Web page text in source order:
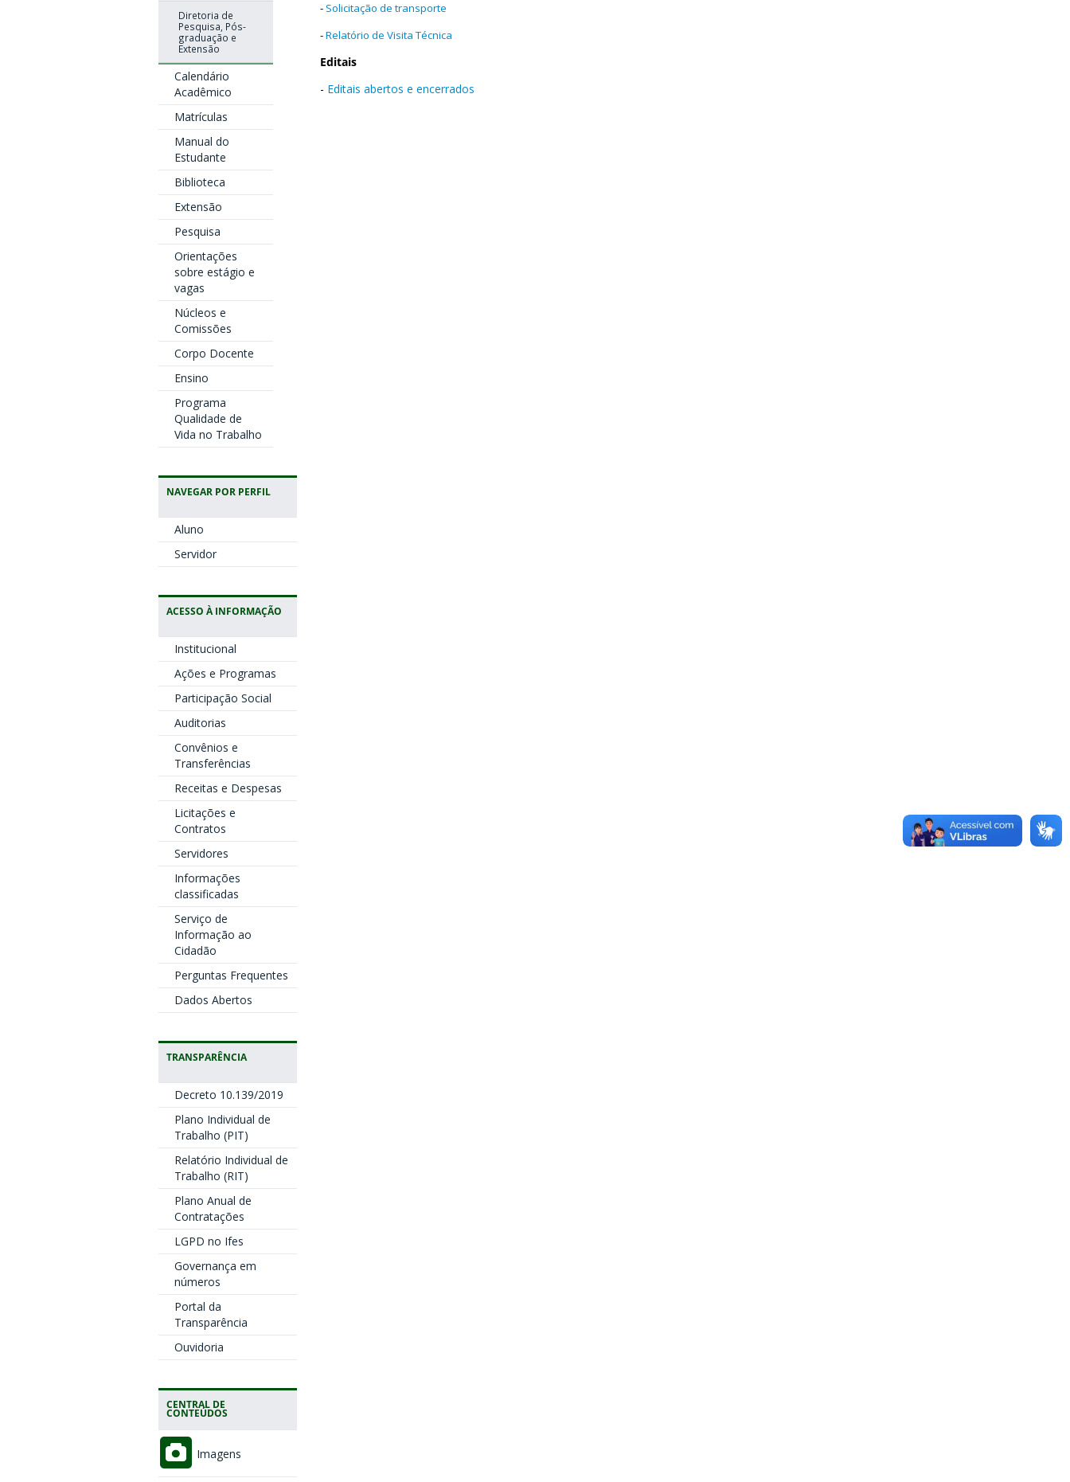
Diretoria de
Pesquisa, Pós-
graduação e
Extensão
Calendário
Acadêmico
Matrículas
Manual do
Estudante
Biblioteca
Extensão
Pesquisa
Orientações
sobre estágio e
vagas
Núcleos e
Comissões
Corpo Docente
Ensino
Programa
Qualidade de
Vida no Trabalho
NAVEGAR POR PERFIL
Aluno
Servidor
ACESSO À INFORMAÇÃO
Institucional
Ações e Programas
Participação Social
Auditorias
Convênios e
Transferências
Receitas e Despesas
Licitações e
Contratos
Servidores
Informações
classificadas
Serviço de
Informação ao
Cidadão
Perguntas Frequentes
Dados Abertos
TRANSPARÊNCIA
Decreto 10.139/2019
Plano Individual de
Trabalho (PIT)
Relatório Individual de
Trabalho (RIT)
Plano Anual de
Contratações
LGPD no Ifes
Governança em
números
Portal da
Transparência
Ouvidoria
CENTRAL DE
CONTEÚDOS
Imagens
-Solicitação de transporte
-Relatório de Visita Técnica
Editais
- Editais abertos e encerrados